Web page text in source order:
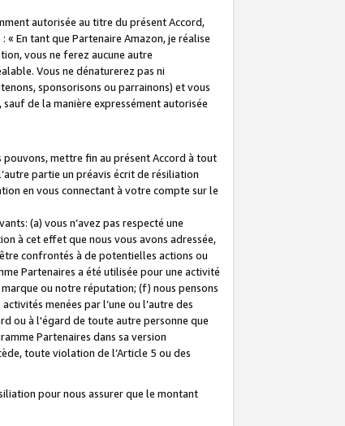
autorisée au titre du présent Accord,
En tant que Partenaire Amazon, je réalise
vous ne ferez aucune autre
Vous ne dénaturerez pas ni
sponsorisons ou parrainons) et vous
de la manière expressément autorisée
mettre fin au présent Accord à tout
partie un préavis écrit de résiliation
en vous connectant à votre compte sur le
(a) vous n’avez pas respecté une
à cet effet que nous vous avons adressée,
confrontés à de potentielles actions ou
Partenaires a été utilisée pour une activité
ou notre réputation; (f) nous pensons
menées par l’une ou l’autre des
ou à l'égard de toute autre personne que
Partenaires dans sa version
toute violation de l’Article 5 ou des
pour nous assurer que le montant